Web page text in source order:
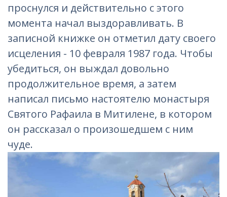
проснулся и действительно с этого
момента начал выздоравливать. В
записной книжке он отметил дату своего
исцеления - 10 февраля 1987 года. Чтобы
убедиться, он выждал довольно
продолжительное время, а затем
написал письмо настоятелю монастыря
Святого Рафаила в Митилене, в котором
он рассказал о произошедшем с ним
чуде.